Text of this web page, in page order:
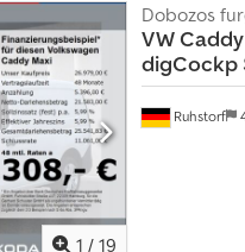
1 / 19
Ruhstorf
Dobozos
VW
digCockp
H
a
v